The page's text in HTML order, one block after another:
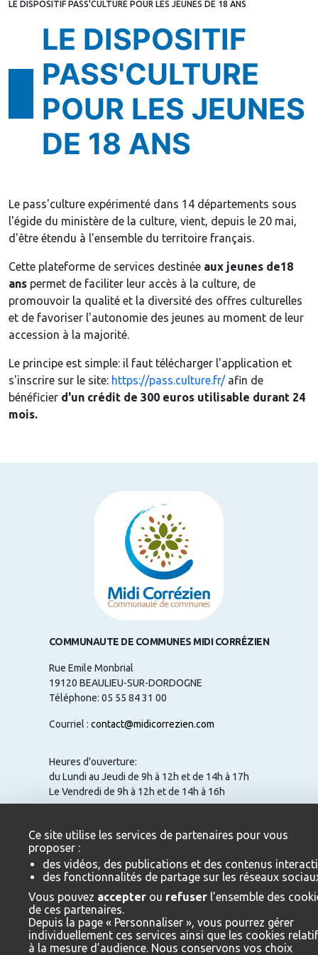
LE DISPOSITIF PASS'CULTURE POUR LES JEUNES DE 18 ANS
LE DISPOSITIF
PASS'CULTURE
POUR LES JEUNES
DE 18 ANS
Le pass'culture expérimenté dans 14 départements sous
l'égide du ministère de la culture, vient, depuis le 20 mai,
d'être étendu à l'ensemble du territoire français.
Cette plateforme de services destinée aux jeunes de18
ans permet de faciliter leur accès à la culture, de
promouvoir la qualité et la diversité des offres culturelles
et de favoriser l'autonomie des jeunes au moment de leur
accession à la majorité.
Le principe est simple: il faut télécharger l'application et
s'inscrire sur le site: https://pass.culture.fr/afin de
bénéficier d'un crédit de 300 euros utilisable durant 24
mois.
COMMUNAUTE DE COMMUNES MIDI CORRÉZIEN
Rue Emile Monbrial
19120 BEAULIEU-SUR-DORDOGNE
Téléphone: 05 55 84 31 00
Courriel : contact@midicorrezien.com
Heures d'ouverture:
du Lundi au Jeudi de 9h à 12h et de 14h à 17h
Le Vendredi de 9h à 12h et de 14h à 16h
NOUS CONTACTER
Mentions légales
ESPACE ÉLUS / AGENTS
Ce site utilise les services de partenaires pour vous
proposer :
des vidéos, des publications et des contenus
des fonctionnalités de partage sur les réseaux
Vous pouvez accepter ou refuser l’ensemble des
de ces partenaires.
Depuis la page « Personnaliser », vous pourrez gérer
individuellement ces services ainsi que les cookies
à la mesure d’audience. Nous conservons vos choix